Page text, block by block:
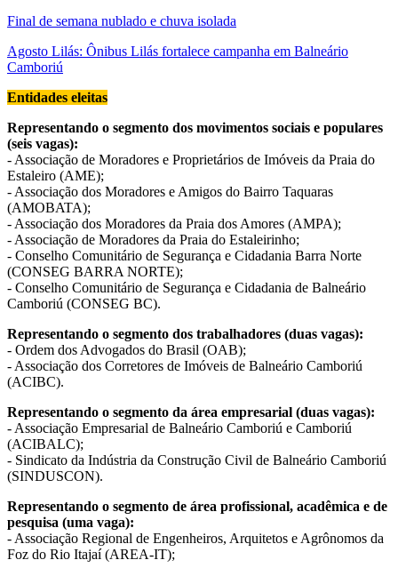
Final de semana nublado e chuva isolada
Agosto Lilás: Ônibus Lilás fortalece campanha em Balneário
Camboriú
Entidades eleitas
Representando o segmento dos movimentos sociais e populares
(seis vagas):
- Associação de Moradores e Proprietários de Imóveis da Praia do
Estaleiro (AME);
- Associação dos Moradores e Amigos do Bairro Taquaras
(AMOBATA);
- Associação dos Moradores da Praia dos Amores (AMPA);
- Associação de Moradores da Praia do Estaleirinho;
- Conselho Comunitário de Segurança e Cidadania Barra Norte
(CONSEG BARRA NORTE);
- Conselho Comunitário de Segurança e Cidadania de Balneário
Camboriú (CONSEG BC).
Representando o segmento dos trabalhadores (duas vagas):
- Ordem dos Advogados do Brasil (OAB);
- Associação dos Corretores de Imóveis de Balneário Camboriú
(ACIBC).
Representando o segmento da área empresarial (duas vagas):
- Associação Empresarial de Balneário Camboriú e Camboriú
(ACIBALC);
- Sindicato da Indústria da Construção Civil de Balneário Camboriú
(SINDUSCON).
Representando o segmento de área profissional, acadêmica e de
pesquisa (uma vaga):
- Associação Regional de Engenheiros, Arquitetos e Agrônomos da
Foz do Rio Itajaí (AREA-IT);